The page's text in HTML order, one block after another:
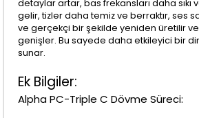
detaylar artar, bas frekansları daha sıkı
gelir, tizler daha temiz ve berraktır, ses
ve gerçekçi bir şekilde yeniden üretilir
genişler. Bu sayede daha etkileyici bir
sunar.
Ek Bilgiler:
Alpha PC-Triple C Dövme Süreci: